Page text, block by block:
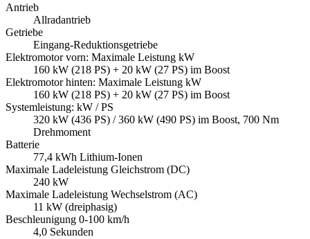
Antrieb
Allradantrieb
Getriebe
Eingang-Reduktionsgetriebe
Elektromotor vorn: Maximale Leistung kW
160 kW (218 PS) + 20 kW (27 PS) im Boost
Elektromotor hinten: Maximale Leistung kW
160 kW (218 PS) + 20 kW (27 PS) im Boost
Systemleistung: kW / PS
320 kW (436 PS) / 360 kW (490 PS) im Boost, 700 Nm
Drehmoment
Batterie
77,4 kWh Lithium-Ionen
Maximale Ladeleistung Gleichstrom (DC)
240 kW
Maximale Ladeleistung Wechselstrom (AC)
11 kW (dreiphasig)
Beschleunigung 0-100 km/h
4,0 Sekunden